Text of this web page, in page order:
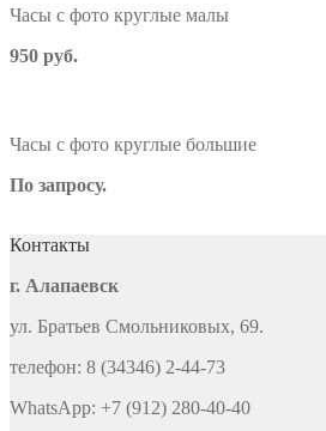
Часы с фото круглые малы
950 руб.
Часы с фото круглые большие
По запросу.
Контакты
г. Алапаевск
ул. Братьев Смольниковых, 69.
телефон: 8 (34346) 2-44-73
WhatsApp: +7 (912) 280-40-40